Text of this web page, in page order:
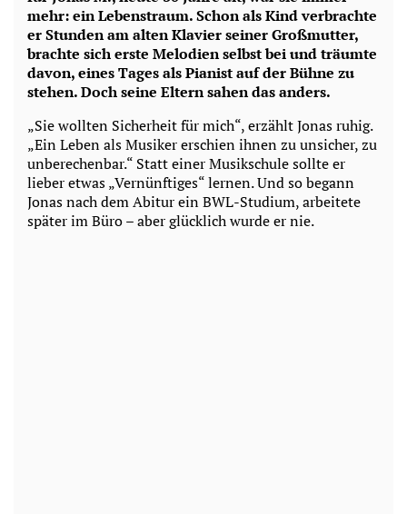
mehr: ein Lebenstraum. Schon als Kind verbrachte
er Stunden am alten Klavier seiner Großmutter,
brachte sich erste Melodien selbst bei und träumte
davon, eines Tages als Pianist auf der Bühne zu
stehen. Doch seine Eltern sahen das anders.
„Sie wollten Sicherheit für mich“, erzählt Jonas ruhig.
„Ein Leben als Musiker erschien ihnen zu unsicher, zu
unberechenbar.“ Statt einer Musikschule sollte er
lieber etwas „Vernünftiges“ lernen. Und so begann
Jonas nach dem Abitur ein BWL-Studium, arbeitete
später im Büro – aber glücklich wurde er nie.